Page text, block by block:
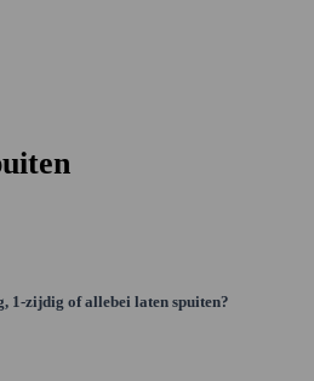
1-zijdig of allebei laten spuiten?